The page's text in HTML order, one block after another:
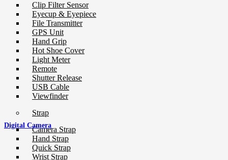
Clip Filter Sensor
Eyecup & Eyepiece
File Transmitter
GPS Unit
Hand Grip
Hot Shoe Cover
Light Meter
Remote
Shutter Release
USB Cable
Viewfinder
Strap
Camera Strap
Hand Strap
Quick Strap
Wrist Strap
Digital Camera